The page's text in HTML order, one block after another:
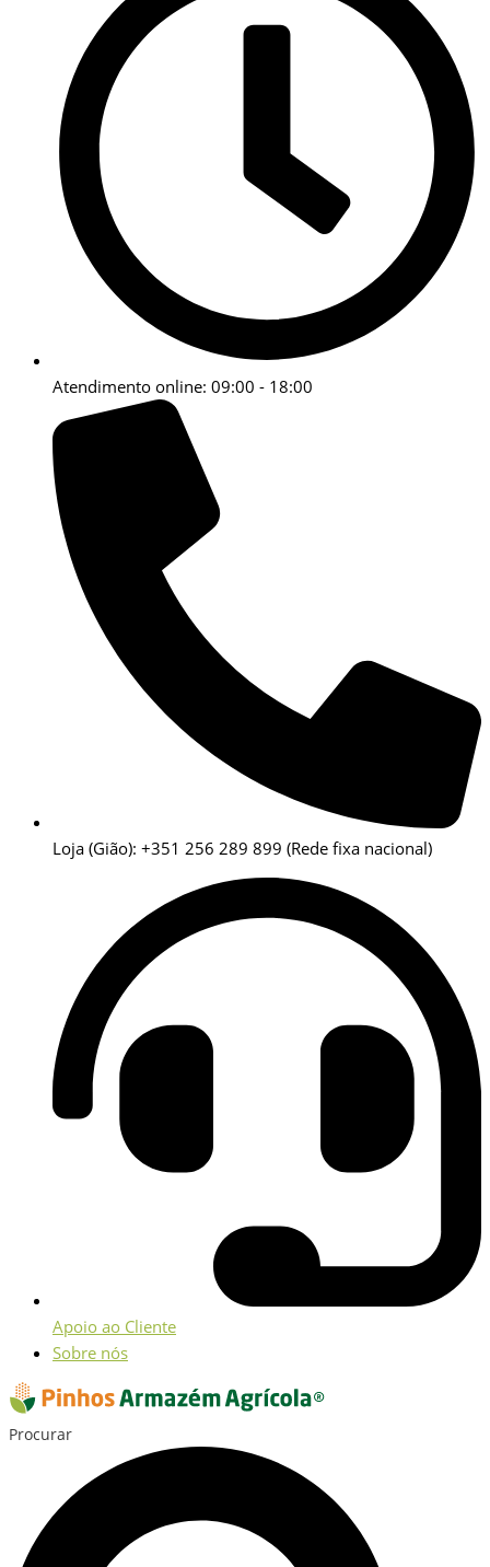
Atendimento online: 09:00 - 18:00
Loja (Gião): +351 256 289 899 (Rede fixa nacional)
Apoio ao Cliente
Sobre nós
Procurar